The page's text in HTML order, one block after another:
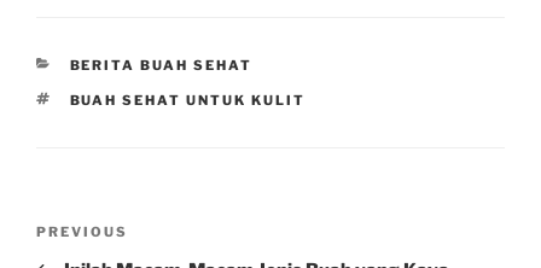
CATEGORIES
BERITA BUAH SEHAT
TAGS
BUAH SEHAT UNTUK KULIT
Previous
Post
PREVIOUS